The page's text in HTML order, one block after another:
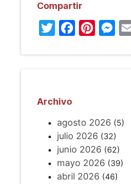
Compartir
Twitter
Archivo
agosto 2026 (5)
julio 2026 (32)
junio 2026 (62)
mayo 2026 (39)
abril 2026 (46)